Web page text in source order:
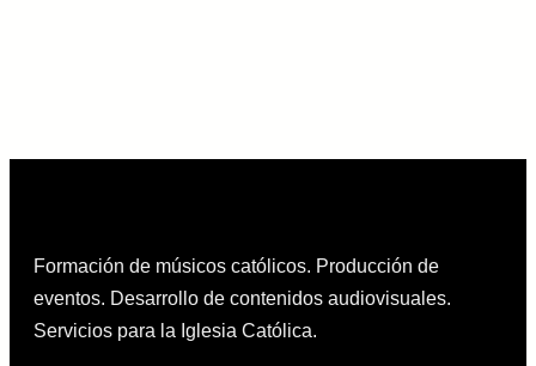
Formación de músicos católicos. Producción de
eventos. Desarrollo de contenidos audiovisuales.
Servicios para la Iglesia Católica.